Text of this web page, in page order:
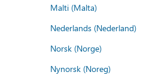
Malti (Malta)
Nederlands (Nederland)
Norsk (Norge)
Nynorsk (Noreg)